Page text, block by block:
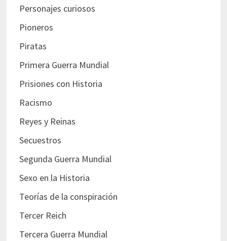
Personajes curiosos
Pioneros
Piratas
Primera Guerra Mundial
Prisiones con Historia
Racismo
Reyes y Reinas
Secuestros
Segunda Guerra Mundial
Sexo en la Historia
Teorías de la conspiración
Tercer Reich
Tercera Guerra Mundial